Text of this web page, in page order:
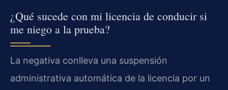
¿Qué sucede con mi licencia de conducir si
me niego a la prueba?
La negativa conlleva una suspensión
administrativa automática de la licencia por un